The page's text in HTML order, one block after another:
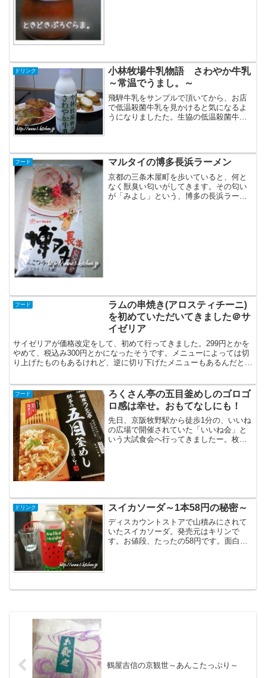
ドリンク
小林牧場牛乳物語 さわやか牛乳
～常温でうまし。～
飛騨牛乳をサンプルで頂いてから、お店
で低温殺菌牛乳を見かけると気になるよ
うになりましたた。生協の低温殺菌牛乳
フード マルタイの博多長浜ラーメン
京都の三条木屋町を歩いていると、何と
なく獣臭い匂いがしてきます。その匂い
が「みよし」という、博多の長浜ラーメ
フード
ラムの串焼き(アロスティチーニ)
を初めていただいてきました＠サ
イゼリア
サイゼリアが価格改定をして、初めて行ってきました。299円とかを
やめて、税込み300円とかになったそうです。メニューによっては切
り上げたものもあるけれど、逆に切り下げたメニューもあるんだと
フード
ろくさん亭の五目釜めしのゴロゴ
ロ感は幸せ。おもてなしにも！
先日、京阪牧野駅から徒歩1分の、いいね
の広場で開催されていた「いいね会」と
いう大試食会へ行ってきましたー。枚方
ドリンク スイカソーダ～1本58円の秘密～
ディスカウントストアで山積みにされて
いたスイカソーダ。発売元はキリンで
す。お値段、たったの58円です。面白そ
鶴屋吉信の京観世～あんこたっぷり～